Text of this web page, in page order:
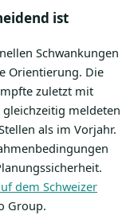
ist
Schwankungen
Orientierung. Die
zuletzt mit
meldeten
als im Vorjahr.
dem Schweizer
Group.